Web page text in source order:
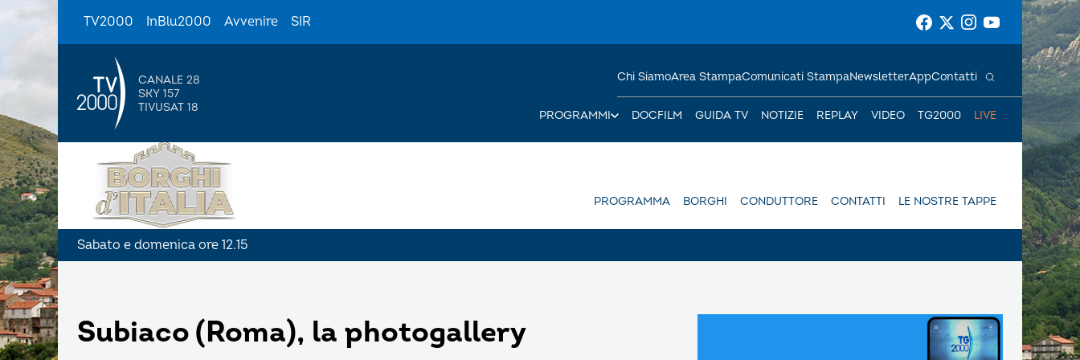
TV2000 InBlu2000 Avvenire SIR
CANALE 28
SKY 157
TIVUSAT 18
PROGRAMMI DOCFILM GUIDA TV NOTIZIE REPLAY VIDEO TG2000 LIVE
Chi SiamoArea StampaComunicati StampaNewsletterAppContatti
PROGRAMMA BORGHI CONDUTTORE CONTATTI LE NOSTRE TAPPE
Sabato e domenica ore 12.15
Subiaco (Roma), la photogallery